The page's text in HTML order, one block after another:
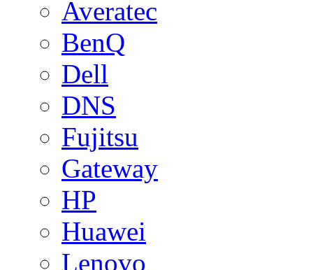
Averatec
BenQ
Dell
DNS
Fujitsu
Gateway
HP
Huawei
Lenovo